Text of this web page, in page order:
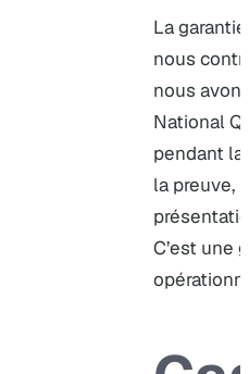
La
nous
nous
National
pendant la
la preuve,
C’est une